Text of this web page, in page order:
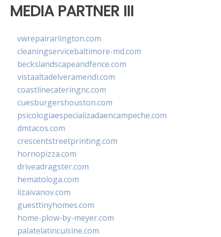
MEDIA PARTNER III
vwrepairarlington.com
cleaningservicebaltimore-md.com
beckslandscapeandfence.com
vistaaltadelveramendi.com
coastlinecateringnc.com
cuesburgershouston.com
psicologiaespecializadaencampeche.com
dmtacos.com
crescentstreetprinting.com
hornopizza.com
driveadragster.com
hematologa.com
lizaivanov.com
guesttinyhomes.com
home-plow-by-meyer.com
palatelatincuisine.com